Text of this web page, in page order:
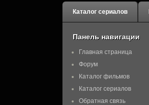
Каталог сериалов
Панель навигации
Главная страница
Форум
Каталог фильмов
Каталог сериалов
Обратная связь